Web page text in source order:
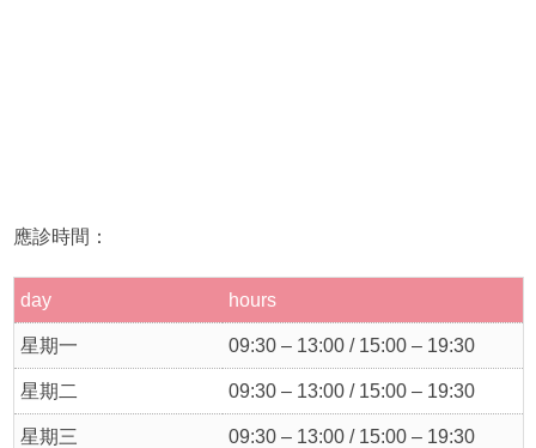
應診時間：
day hours
星期一 09:30 – 13:00 / 15:00 – 19:30
星期二 09:30 – 13:00 / 15:00 – 19:30
星期三 09:30 – 13:00 / 15:00 – 19:30